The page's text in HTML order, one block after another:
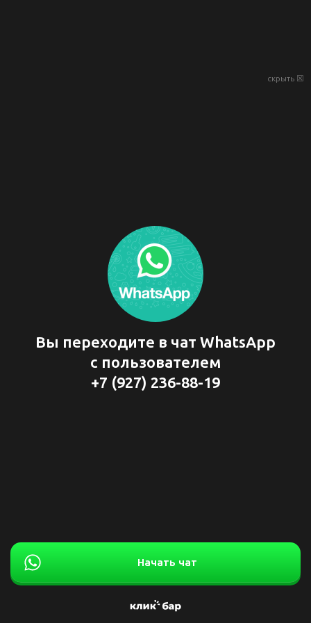
скрыть ☒
Вы переходите в чат WhatsApp
с пользователем
+7 (927) 236-88-19
Начать чат